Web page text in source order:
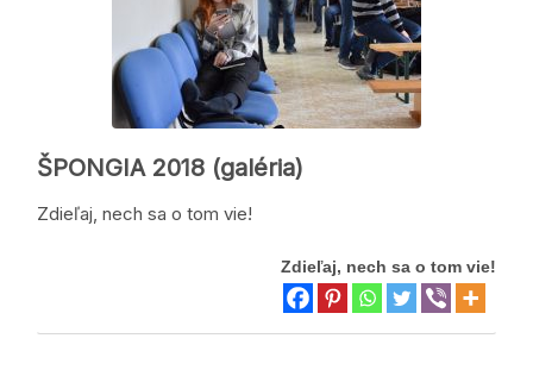
ŠPONGIA 2018 (galéria)
Zdieľaj, nech sa o tom vie!
Zdieľaj, nech sa o tom vie!